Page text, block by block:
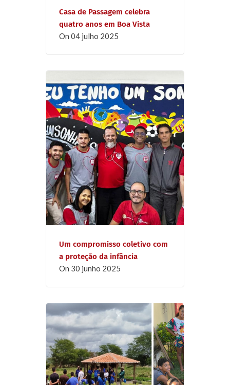
Casa de Passagem celebra
quatro anos em Boa Vista
on 04 julho 2025
Um compromisso coletivo com
a proteção da infância
on 30 junho 2025